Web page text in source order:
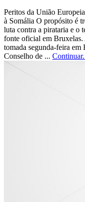
Peritos da União
à Somália O propósito é
luta contra a pirataria e o
fonte oficial em Bruxelas.
tomada segunda-feira
Conselho de ...